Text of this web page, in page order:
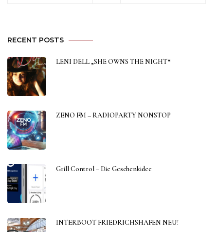
RECENT POSTS
LENI DELL „SHE OWNS THE NIGHT“
ZENO FM – RADIOPARTY NONSTOP
Grill Control – Die Geschenkidee
INTERBOOT FRIEDRICHSHAFEN NEU!